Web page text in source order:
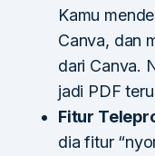
Kamu
Canva, dan
dari Canva.
jadi PDF
Fitur
dia fitur